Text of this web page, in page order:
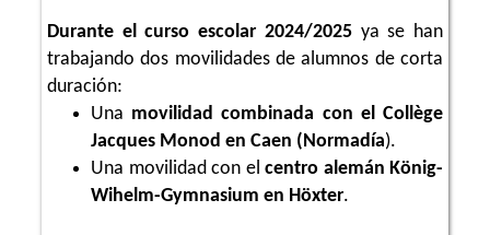
Durante el curso escolar 2024/2025ya se han
trabajando dos movilidades de alumnos de corta
duración:
Una movilidad combinada con el Collège
Jacques Monod en Caen (Normadía).
Una movilidad con el centro alemán König-
Wihelm-Gymnasium en Höxter.